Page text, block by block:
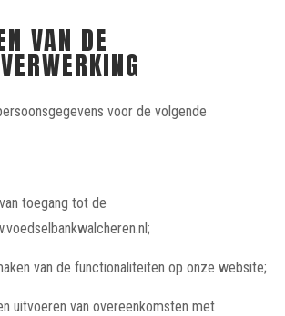
VAN DE
voor de volgende
toegang tot de
;
van de functionaliteiten op onze website;
uitvoeren van overeenkomsten met